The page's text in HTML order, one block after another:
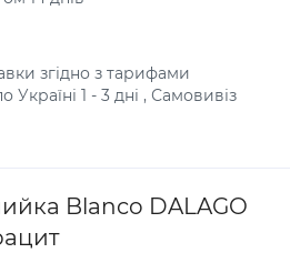
згідно з тарифами
Україні 1 - 3 дні , Самовивіз
Blanco DALAGO